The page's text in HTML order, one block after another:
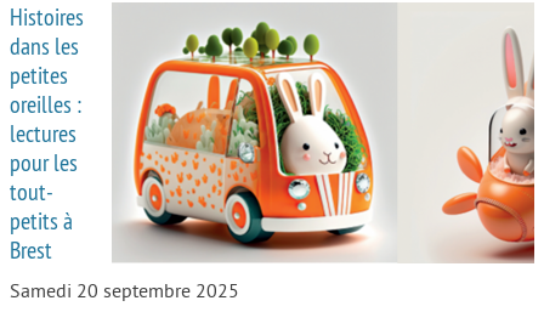
Histoires
dans les
petites
oreilles :
lectures
pour les
tout-
petits à
Brest
Samedi 20 septembre 2025